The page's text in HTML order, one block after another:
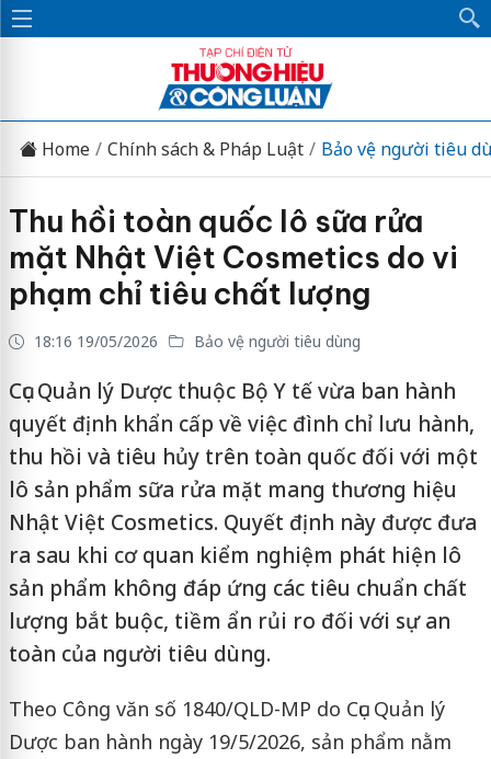
Home Chính sách & Pháp Luật Bảo vệ người tiêu
Thu hồi toàn quốc lô sữa rửa
mặt Nhật Việt Cosmetics do vi
phạm chỉ tiêu chất lượng
18:16 19/05/2026 Bảo vệ người tiêu dùng
Cục Quản lý Dược thuộc Bộ Y tế vừa ban hành
quyết định khẩn cấp về việc đình chỉ lưu hành,
thu hồi và tiêu hủy trên toàn quốc đối với một
lô sản phẩm sữa rửa mặt mang thương hiệu
Nhật Việt Cosmetics. Quyết định này được đưa
ra sau khi cơ quan kiểm nghiệm phát hiện lô
sản phẩm không đáp ứng các tiêu chuẩn chất
lượng bắt buộc, tiềm ẩn rủi ro đối với sự an
toàn của người tiêu dùng.
Theo Công văn số 1840/QLD-MP do Cục Quản lý
Dược ban hành ngày 19/5/2026, sản phẩm nằm